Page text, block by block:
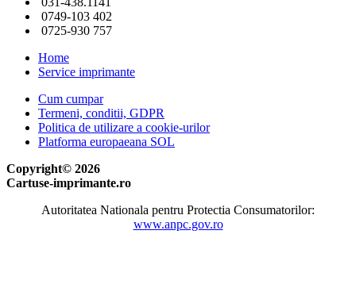
0749-103 402
0725-930 757
Home
Service imprimante
Cum cumpar
Termeni, conditii, GDPR
Politica de utilizare a cookie-urilor
Platforma europaeana SOL
Copyright© 2026
Cartuse-imprimante.ro
Autoritatea Nationala pentru Protectia Consumatorilor:
www.anpc.gov.ro